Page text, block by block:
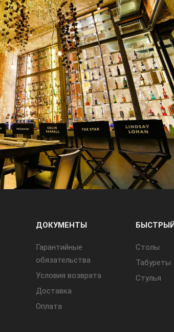
ДОКУМЕНТЫ
Гарантийные
обязательства
Условия возврата
Доставка
Оплата
Cтолы
Табуреты
Стулья